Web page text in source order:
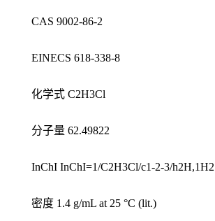
CAS 9002-86-2
EINECS 618-338-8
化学式 C2H3Cl
分子量 62.49822
InChI InChI=1/C2H3Cl/c1-2-3/h2H,1H2
密度 1.4 g/mL at 25 °C (lit.)